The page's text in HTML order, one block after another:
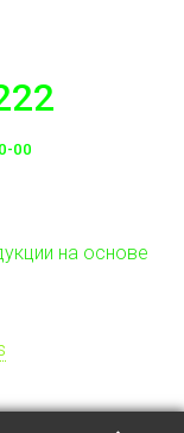
00
на основе